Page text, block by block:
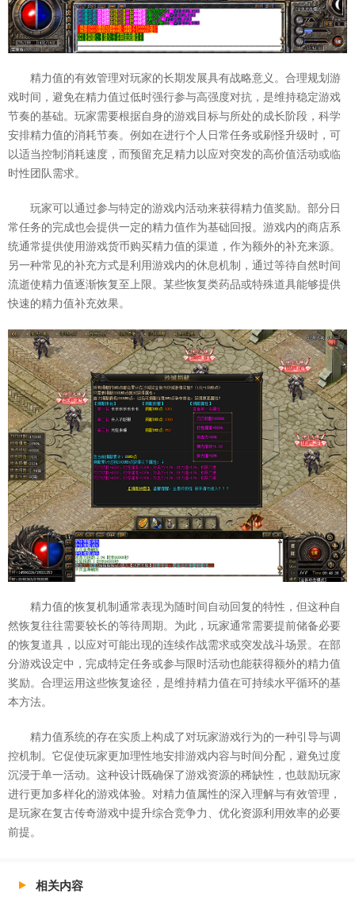
精力值的有效管理对玩家的长期发展具有战略意义。合理规划游
戏时间，避免在精力值过低时强行参与高强度对抗，是维持稳定游戏
节奏的基础。玩家需要根据自身的游戏目标与所处的成长阶段，科学
安排精力值的消耗节奏。例如在进行个人日常任务或刷怪升级时，可
以适当控制消耗速度，而预留充足精力以应对突发的高价值活动或临
时性团队需求。
玩家可以通过参与特定的游戏内活动来获得精力值奖励。部分日
常任务的完成也会提供一定的精力值作为基础回报。游戏内的商店系
统通常提供使用游戏货币购买精力值的渠道，作为额外的补充来源。
另一种常见的补充方式是利用游戏内的休息机制，通过等待自然时间
流逝使精力值逐渐恢复至上限。某些恢复类药品或特殊道具能够提供
快速的精力值补充效果。
精力值的恢复机制通常表现为随时间自动回复的特性，但这种自
然恢复往往需要较长的等待周期。为此，玩家通常需要提前储备必要
的恢复道具，以应对可能出现的连续作战需求或突发战斗场景。在部
分游戏设定中，完成特定任务或参与限时活动也能获得额外的精力值
奖励。合理运用这些恢复途径，是维持精力值在可持续水平循环的基
本方法。
精力值系统的存在实质上构成了对玩家游戏行为的一种引导与调
控机制。它促使玩家更加理性地安排游戏内容与时间分配，避免过度
沉浸于单一活动。这种设计既确保了游戏资源的稀缺性，也鼓励玩家
进行更加多样化的游戏体验。对精力值属性的深入理解与有效管理，
是玩家在复古传奇游戏中提升综合竞争力、优化资源利用效率的必要
前提。
相关内容